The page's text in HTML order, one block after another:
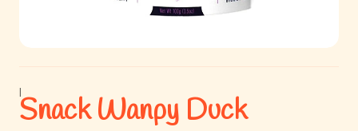
|
Snack Wanpy Duck